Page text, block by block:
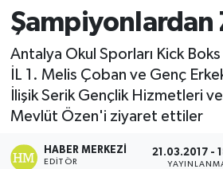
Şampiyonlardan
Antalya Okul Sporları Kick Boks
İL 1. Melis Çoban ve Genç
İlişik Serik Gençlik Hizmetleri
Mevlüt Özen'i ziyaret ettiler
HABER MERKEZI
EDITÖR
21.03.2017 -